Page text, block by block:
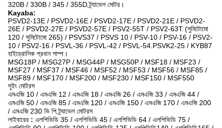
320B / 330B / 345 / 355D ট্র্যাভেল মোটর।
Kayaba:
PSVD2-13E / PSVD2-16E / PSVD2-17E / PSVD2-21E / PSVD2-
26E / PSVD2-27E / PSVD2-57E / PSV2-55T / PSV2-63T (সুমিটোমো
120 / সুমিটোমো 265) / PSVS37 / PSVS 10 / PSV-10 / PSV-16 / PSV2-
10 / PSV2-16 / PSVL-36 / PSVL-42 / PSVL-54.PSVK2-25 / KYB87
হাইড্রোলিক প্রধান পাম্প।
MSG18P / MSG27P / MSG44P / MSG50P / MSF18 / MSF23 /
MSF27 / MSF37 / MSF46 / MSF52 / MSF53 / MSF56 / MSF85 /
MSF89 / MSF170 / MSF200 / MSF230 / MSF150 / MSF550
সুইং মোটরস
এমএজি 10 / এমএজি 12 / এমএজি 18 / এমএজি 26 / এমএজি 33 / এমএজি 44 /
এমএজি 50 / এমএজি 85 / এমএজি 120 / এমএজি 150 / এমএজি 170 / এমএজি 200
/ এমএজি 230 ভি পি ট্র্যাভেল মোটরস
লাইবারের : এলপিভিডি 35 / এলপিভিডি 45 / এলপিভিডি 64 / এলপিভিডি 75 /